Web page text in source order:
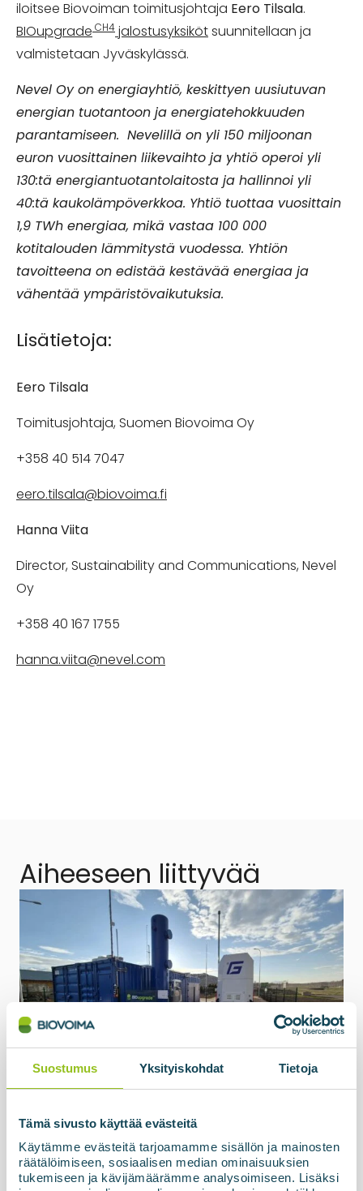
Suostumus Yksityiskohdat Tietoja
Tämä sivusto käyttää evästeitä
Käytämme evästeitä tarjoamamme sisällön ja mainosten
räätälöimiseen, sosiaalisen median ominaisuuksien
tukemiseen ja kävijämäärämme analysoimiseen. Lisäksi
iloitsee Biovoiman toimitusjohtaja Eero Tilsala.
BIOupgrade CH4 jalostusyksikötsuunnitellaan ja
valmistetaan Jyväskylässä.
Nevel Oy on energiayhtiö, keskittyen uusiutuvan
energian tuotantoon ja energiatehokkuuden
parantamiseen. Nevelillä on yli 150 miljoonan
euron vuosittainen liikevaihto ja yhtiö operoi yli
130:tä energiantuotantolaitosta ja hallinnoi yli
40:tä kaukolämpöverkkoa. Yhtiö tuottaa vuosittain
1,9 TWh energiaa, mikä vastaa 100 000
kotitalouden lämmitystä vuodessa. Yhtiön
tavoitteena on edistää kestävää energiaa ja
vähentää ympäristövaikutuksia.
Lisätietoja:
Eero Tilsala
Toimitusjohtaja, Suomen Biovoima Oy
+358 40 514 7047
eero.tilsala@biovoima.fi
Hanna Viita
Director, Sustainability and Communications, Nevel
Oy
+358 40 167 1755
hanna.viita@nevel.com
Aiheeseen liittyvää
15.05.2026
Biokaasun jalostusyksikkö Latvian
SIA ZAAO:lle käyttöönotettu
Membraaniteknologiaan perustuva biokaasun
jalostusyksikkö, BIOupgrade, sekä tankkausasema
ja korkeapainevarasto ovat nyt virallisesti
käyttöönotettu ja luovutettu asiakkaalle Latviassa.